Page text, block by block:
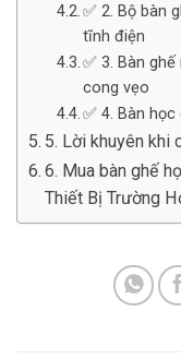
✅ 2. Bộ bàn
tĩnh điện
✅ 3. Bàn
cong vẹo
✅ 4. Bàn
5. Lời khuyên khi
6. Mua bàn ghế
Thiết Bị Trường